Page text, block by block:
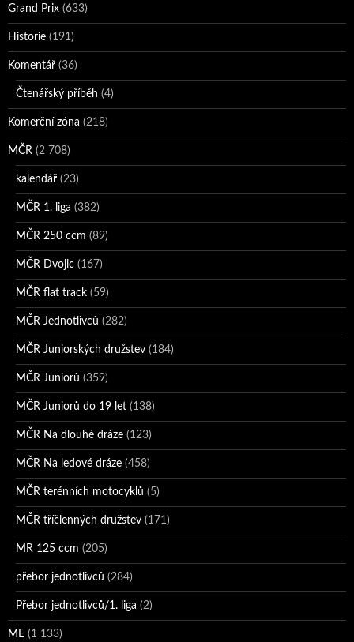
Grand Prix (633)
Historie (191)
Komentář (36)
Čtenářský příběh (4)
Komerční zóna (218)
MČR (2 708)
kalendář (23)
MČR 1. liga (382)
MČR 250 ccm (89)
MČR Dvojic (167)
MČR flat track (59)
MČR Jednotlivců (282)
MČR Juniorských družstev (184)
MČR Juniorů (359)
MČR Juniorů do 19 let (138)
MČR Na dlouhé dráze (123)
MČR Na ledové dráze (458)
MČR terénních motocyklů (5)
MČR tříčlenných družstev (171)
MR 125 ccm (205)
přebor jednotlivců (284)
Přebor jednotlivců/1. liga (2)
ME (1 133)